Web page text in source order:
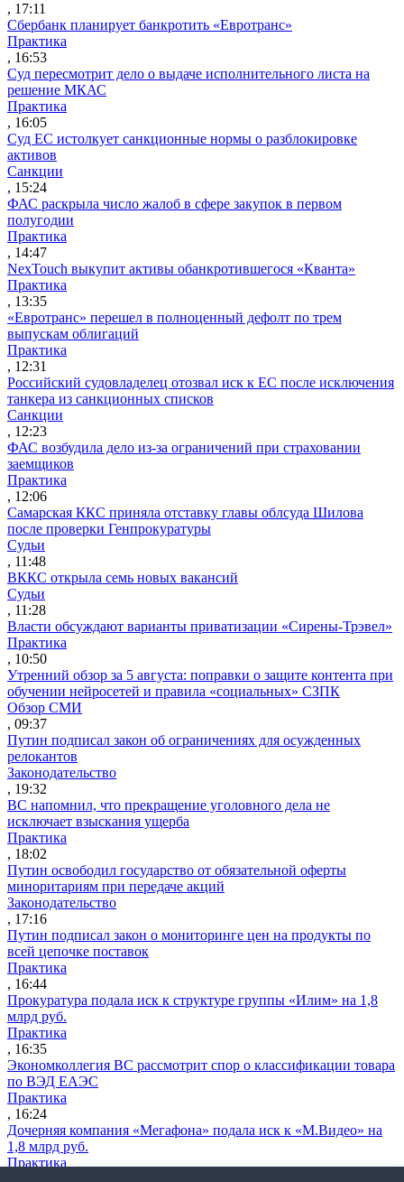
, 17:11
Сбербанк планирует банкротить «Евротранс»
Практика
, 16:53
Суд пересмотрит дело о выдаче исполнительного листа на
решение МКАС
Практика
, 16:05
Суд ЕС истолкует санкционные нормы о разблокировке
активов
Санкции
, 15:24
ФАС раскрыла число жалоб в сфере закупок в первом
полугодии
Практика
, 14:47
NexTouch выкупит активы обанкротившегося «Кванта»
Практика
, 13:35
«Евротранс» перешел в полноценный дефолт по трем
выпускам облигаций
Практика
, 12:31
Российский судовладелец отозвал иск к ЕС после исключения
танкера из санкционных списков
Санкции
, 12:23
ФАС возбудила дело из-за ограничений при страховании
заемщиков
Практика
, 12:06
Самарская ККС приняла отставку главы облсуда Шилова
после проверки Генпрокуратуры
Судьи
, 11:48
ВККС открыла семь новых вакансий
Судьи
, 11:28
Власти обсуждают варианты приватизации «Сирены-Трэвел»
Практика
, 10:50
Утренний обзор за 5 августа: поправки о защите контента при
обучении нейросетей и правила «социальных» СЗПК
Обзор СМИ
, 09:37
Путин подписал закон об ограничениях для осужденных
релокантов
Законодательство
, 19:32
ВС напомнил, что прекращение уголовного дела не
исключает взыскания ущерба
Практика
, 18:02
Путин освободил государство от обязательной оферты
миноритариям при передаче акций
Законодательство
, 17:16
Путин подписал закон о мониторинге цен на продукты по
всей цепочке поставок
Практика
, 16:44
Прокуратура подала иск к структуре группы «Илим» на 1,8
млрд руб.
Практика
, 16:35
Экономколлегия ВС рассмотрит спор о классификации товара
по ВЭД ЕАЭС
Практика
, 16:24
Дочерняя компания «Мегафона» подала иск к «М.Видео» на
1,8 млрд руб.
Практика